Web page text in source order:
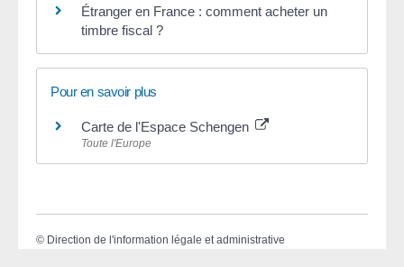
Étranger en France : comment acheter un
timbre fiscal ?
Pour en savoir plus
Carte de l'Espace Schengen
Toute l'Europe
© Direction de l'information légale et administrative